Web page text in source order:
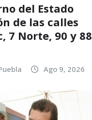
del Estado
de las calles
7 Norte, 90 y 88
Ago 9, 2026